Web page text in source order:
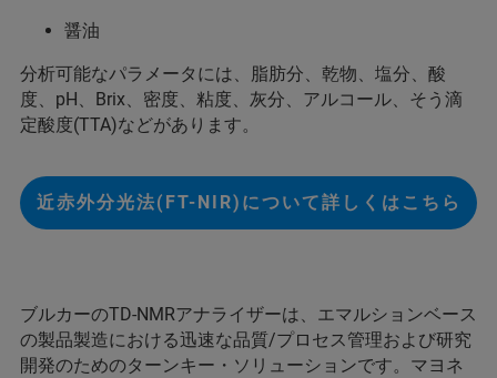
醤油
分析可能なパラメータには、脂肪分、乾物、塩分、酸
度、pH、Brix、密度、粘度、灰分、アルコール、そう滴
定酸度(TTA)などがあります。
近赤外分光法(FT-NIR)について詳しくはこちら
ブルカーのTD-NMRアナライザーは、エマルションベース
の製品製造における迅速な品質/プロセス管理および研究
開発のためのターンキー・ソリューションです。マヨネ